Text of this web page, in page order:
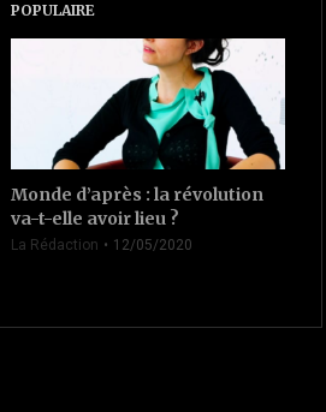
POPULAIRE
Monde d’après : la révolution
va-t-elle avoir lieu ?
La Rédaction 12/05/2020